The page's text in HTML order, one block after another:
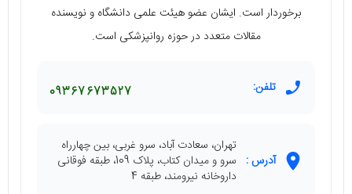
برخوردار است. ایشان عضو هیئت علمی دانشگاه و نویسنده
مقالات متعدد در حوزه روانپزشکی است.
تلفن: 09367673527
آدرس :
تهران، سعادت آباد، سرو غربی، بین چهارراه
سرو و میدان کتاب، پلاک 109، طبقه فوقانی
داروخانه نیرومند، طبقه 4